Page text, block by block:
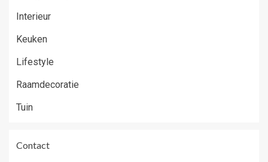
Interieur
Keuken
Lifestyle
Raamdecoratie
Tuin
Contact